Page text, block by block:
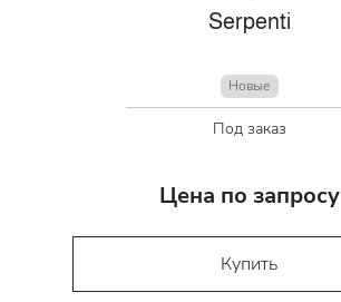
Serpenti
Новые
Под заказ
Цена по запросу
Купить